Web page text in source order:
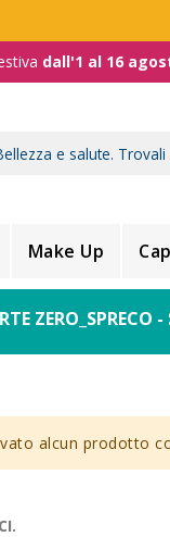
dall'1 al 16
Make Up
alcun prodotto